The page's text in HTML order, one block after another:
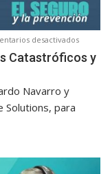
desactivadosen
de
Catastróficos y
Navarro y
Solutions, para